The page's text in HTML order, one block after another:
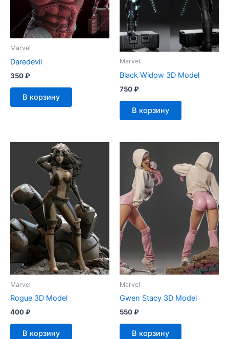
Marvel
Daredevil
350₽
В корзину
Marvel
Black Widow 3D Model
750₽
В корзину
Marvel
Rogue 3D Model
400₽
В корзину
Marvel
Gwen Stacy 3D Model
550₽
В корзину